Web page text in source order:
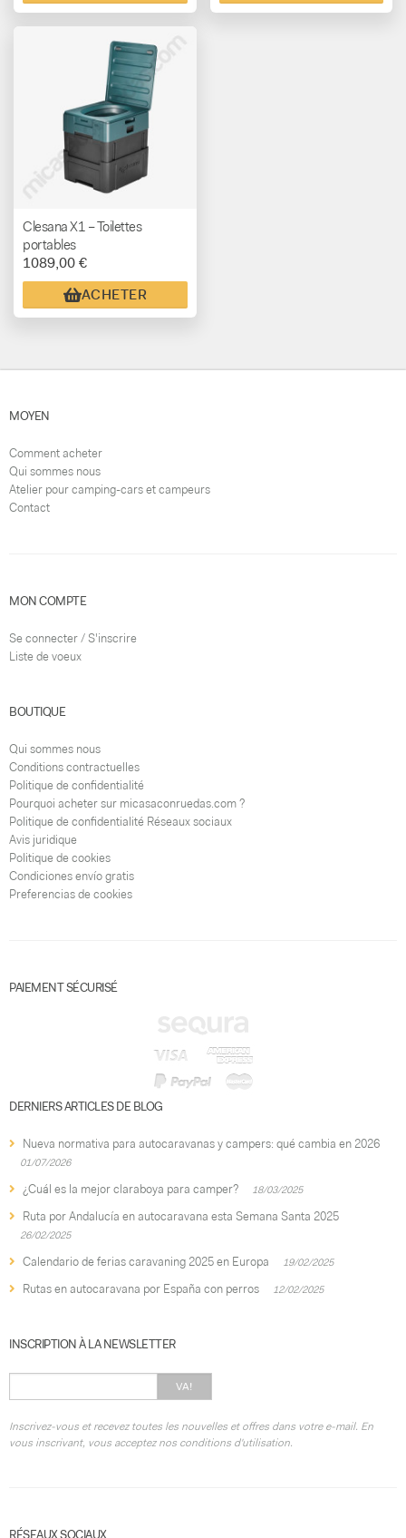
Clesana X1 – Toilettes
portables
1089,00 €
ACHETER
MOYEN
Comment acheter
Qui sommes nous
Atelier pour camping-cars et campeurs
Contact
MON COMPTE
Se connecter / S'inscrire
Liste de voeux
BOUTIQUE
Qui sommes nous
Conditions contractuelles
Politique de confidentialité
Pourquoi acheter sur micasaconruedas.com ?
Politique de confidentialité Réseaux sociaux
Avis juridique
Politique de cookies
Condiciones envío gratis
Preferencias de cookies
PAIEMENT SÉCURISÉ
DERNIERS ARTICLES DE BLOG
Nueva normativa para autocaravanas y campers: qué cambia en 2026
01/07/2026
¿Cuál es la mejor claraboya para camper? 18/03/2025
Ruta por Andalucía en autocaravana esta Semana Santa 2025
26/02/2025
Calendario de ferias caravaning 2025 en Europa 19/02/2025
Rutas en autocaravana por España con perros 12/02/2025
INSCRIPTION À LA NEWSLETTER
VA!
Inscrivez-vous et recevez toutes les nouvelles et offres dans votre e-mail. En
vous inscrivant, vous acceptez nos conditions d'utilisation.